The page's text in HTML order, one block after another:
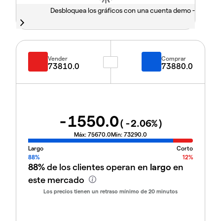
Desbloquea los gráficos con una cuenta demo -
Vender
73810.0
Comprar
73880.0
-1550.0( -2.06%)
Máx: 75670.0Mín: 73290.0
Largo
Corto
88%
12%
88%de los clientes operan en largo en
este mercado
Los precios tienen un retraso mínimo de 20 minutos